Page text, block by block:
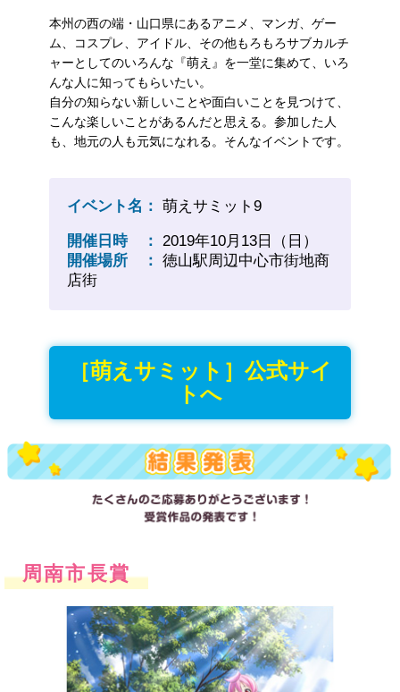
本州の西の端・山口県にあるアニメ、マンガ、ゲー
ム、コスプレ、アイドル、その他もろもろサブカルチ
ャーとしてのいろんな『萌え』を一堂に集めて、いろ
んな人に知ってもらいたい。
自分の知らない新しいことや面白いことを見つけて、
こんな楽しいことがあるんだと思える。参加した人
も、地元の人も元気になれる。そんなイベントです。
イベント名： 萌えサミット9
開催日時 ： 2019年10月13日（日）
開催場所 ： 徳山駅周辺中心市街地商
店街
［萌えサミット］公式サイ
トへ
周南市長賞